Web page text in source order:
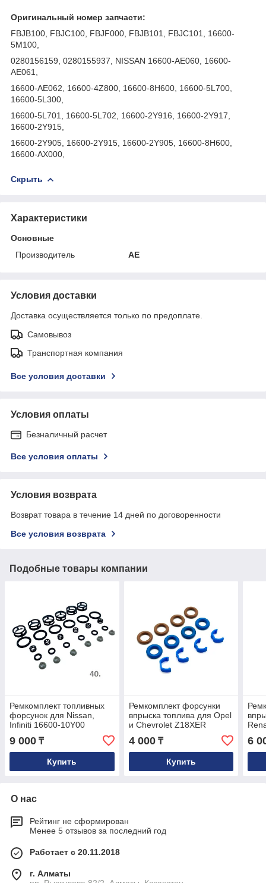
Оригинальный номер запчасти:
FBJB100, FBJC100, FBJF000, FBJB101, FBJC101, 16600-
5M100,
0280156159, 0280155937, NISSAN 16600-AE060, 16600-
AE061,
16600-AE062, 16600-4Z800, 16600-8H600, 16600-5L700,
16600-5L300,
16600-5L701, 16600-5L702, 16600-2Y916, 16600-2Y917,
16600-2Y915,
16600-2Y905, 16600-2Y915, 16600-2Y905, 16600-8H600,
16600-AX000,
Скрыть
Характеристики
Основные
Производитель
AE
Условия доставки
Доставка осуществляется только по предоплате.
Самовывоз
Транспортная компания
Все условия доставки
Условия оплаты
Безналичный расчет
Все условия оплаты
Условия возврата
Возврат товара в течение 14 дней по договоренности
Все условия возврата
Подобные товары компании
Ремкомплект топливных
форсунок для Nissan,
Infiniti 16600-10Y00
9 000 ₸
Купить
Ремкомплект форсунки
впрыска топлива для Opel
и Chevrolet Z18XER
55353806
4 000₸
Купить
6
О нас
Рейтинг не сформирован
Менее 5 отзывов за последний год
Работает с 20.11.2018
г. Алматы